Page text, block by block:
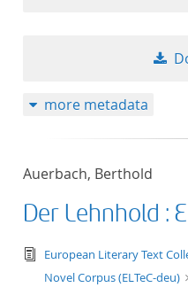
more metadata
Auerbach, Berthold
Der Lehnhold :
text/
European Literary Text
Novel Corpus (ELTeC-deu)